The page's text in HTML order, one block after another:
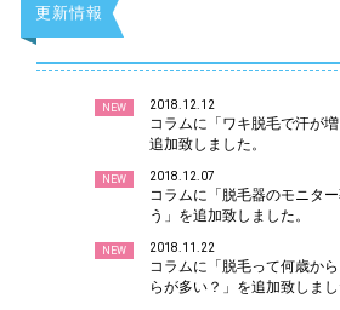
更新情報
NEW 2018.12.12
コラムに「ワキ脱毛で汗が
追加致しました。
NEW 2018.12.07
コラムに「脱毛器のモニタ
う」を追加致しました。
NEW 2018.11.22
コラムに「脱毛って何歳か
らが多い？」を追加致しまし